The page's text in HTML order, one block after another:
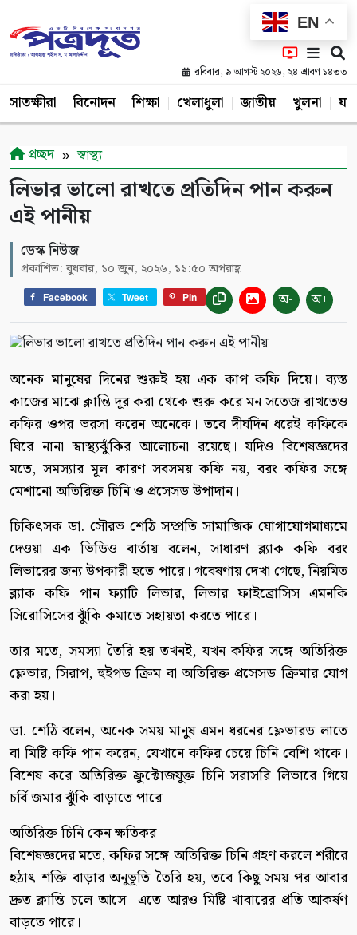
EN
রবিবার, ৯ আগস্ট ২০২৬, ২৪ শ্রাবণ ১৪৩৩
সাতক্ষীরা বিনোদন শিক্ষা খেলাধুলা জাতীয় খুলনা
প্রচ্ছদ স্বাস্থ্য
লিভার ভালো রাখতে প্রতিদিন পান করুন
এই পানীয়
ডেস্ক নিউজ
প্রকাশিত: বুধবার, ১০ জুন, ২০২৬, ১১:৫০ অপরাহ্ণ
Facebook Tweet Pin অ- অ+
অনেক মানুষের দিনের শুরুই হয় এক কাপ কফি দিয়ে। ব্যস্ত
কাজের মাঝে ক্লান্তি দূর করা থেকে শুরু করে মন সতেজ রাখতেও
কফির ওপর ভরসা করেন অনেকে। তবে দীর্ঘদিন ধরেই কফিকে
ঘিরে নানা স্বাস্থ্যঝুঁকির আলোচনা রয়েছে। যদিও বিশেষজ্ঞদের
মতে, সমস্যার মূল কারণ সবসময় কফি নয়, বরং কফির সঙ্গে
মেশানো অতিরিক্ত চিনি ও প্রসেসড উপাদান।
চিকিৎসক ডা. সৌরভ শেঠি সম্প্রতি সামাজিক যোগাযোগমাধ্যমে
দেওয়া এক ভিডিও বার্তায় বলেন, সাধারণ ব্ল্যাক কফি বরং
লিভারের জন্য উপকারী হতে পারে। গবেষণায় দেখা গেছে, নিয়মিত
ব্ল্যাক কফি পান ফ্যাটি লিভার, লিভার ফাইব্রোসিস এমনকি
সিরোসিসের ঝুঁকি কমাতে সহায়তা করতে পারে।
তার মতে, সমস্যা তৈরি হয় তখনই, যখন কফির সঙ্গে অতিরিক্ত
ফ্লেভার, সিরাপ, হুইপড ক্রিম বা অতিরিক্ত প্রসেসড ক্রিমার যোগ
করা হয়।
ডা. শেঠি বলেন, অনেক সময় মানুষ এমন ধরনের ফ্লেভারড লাতে
বা মিষ্টি কফি পান করেন, যেখানে কফির চেয়ে চিনি বেশি থাকে।
বিশেষ করে অতিরিক্ত ফ্রুক্টোজযুক্ত চিনি সরাসরি লিভারে গিয়ে
চর্বি জমার ঝুঁকি বাড়াতে পারে।
অতিরিক্ত চিনি কেন ক্ষতিকর
বিশেষজ্ঞদের মতে, কফির সঙ্গে অতিরিক্ত চিনি গ্রহণ করলে শরীরে
হঠাৎ শক্তি বাড়ার অনুভূতি তৈরি হয়, তবে কিছু সময় পর আবার
দ্রুত ক্লান্তি চলে আসে। এতে আরও মিষ্টি খাবারের প্রতি আকর্ষণ
বাড়তে পারে।